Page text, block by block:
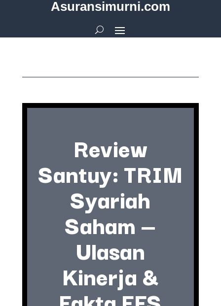
Asuransimurni.com
Review
Santuy: TRIM
Syariah
Saham —
Ulasan
Kinerja &